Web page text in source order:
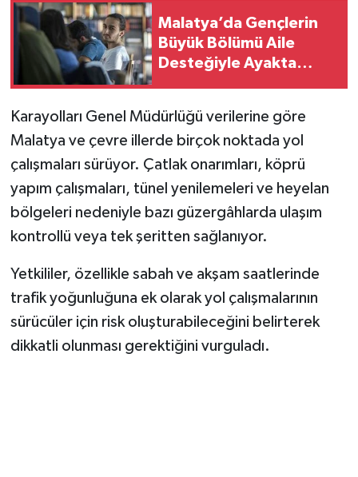
Malatya’da Gençlerin
Büyük Bölümü Aile
Desteğiyle Ayakta
Karayolları Genel Müdürlüğü verilerine göre
Malatya ve çevre illerde birçok noktada yol
çalışmaları sürüyor. Çatlak onarımları, köprü
yapım çalışmaları, tünel yenilemeleri ve heyelan
bölgeleri nedeniyle bazı güzergâhlarda ulaşım
kontrollü veya tek şeritten sağlanıyor.
Yetkililer, özellikle sabah ve akşam saatlerinde
trafik yoğunluğuna ek olarak yol çalışmalarının
sürücüler için risk oluşturabileceğini belirterek
dikkatli olunması gerektiğini vurguladı.